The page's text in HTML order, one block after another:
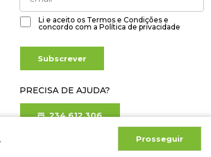
Prosseguir
Li e aceito os Termos e Condições e
concordo com a Política de privacidade
Subscrever
PRECISA DE AJUDA?
234 612 306